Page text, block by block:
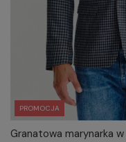
PROMOCJA
Granatowa marynarka